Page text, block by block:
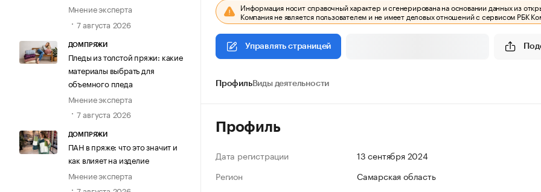
Мнение эксперта
7 августа 2026
ДОМПРЯЖИ
Пледы из толстой пряжи: какие
материалы выбрать для
объемного пледа
Мнение эксперта
7 августа 2026
ДОМПРЯЖИ
ПАН в пряже: что это значит и
как влияет на изделие
Мнение эксперта
Информация носит справочный характер и сгенерирована на основании данных из
Компания не является пользователем и не имеет деловых отношений с сервисом РБК
Управлять страницей
ПрофильВиды деятельности
Профиль
Дата регистрации
13 сентября 2024
Регион
Самарская область